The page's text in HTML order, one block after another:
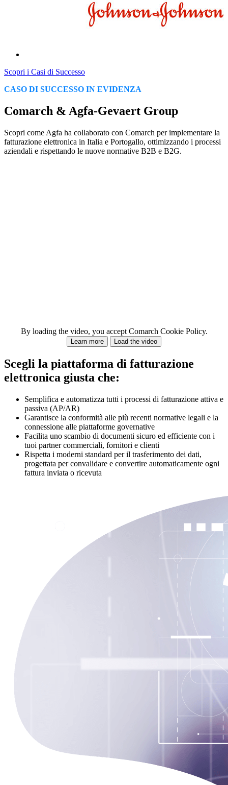
Scopri i Casi di Successo
CASO DI SUCCESSO IN EVIDENZA
Comarch & Agfa-Gevaert Group
Scopri come Agfa ha collaborato con Comarch per implementare la
fatturazione elettronica in Italia e Portogallo, ottimizzando i processi
aziendali e rispettando le nuove normative B2B e B2G.
By loading the video, you accept Comarch Cookie Policy.
Learn more Load the video
Scegli la piattaforma di fatturazione
elettronica giusta che:
Semplifica e automatizza tutti i processi di fatturazione attiva e
passiva (AP/AR)
Garantisce la conformità alle più recenti normative legali e la
connessione alle piattaforme governative
Facilita uno scambio di documenti sicuro ed efficiente con i
tuoi partner commerciali, fornitori e clienti
Rispetta i moderni standard per il trasferimento dei dati,
progettata per convalidare e convertire automaticamente ogni
fattura inviata o ricevuta